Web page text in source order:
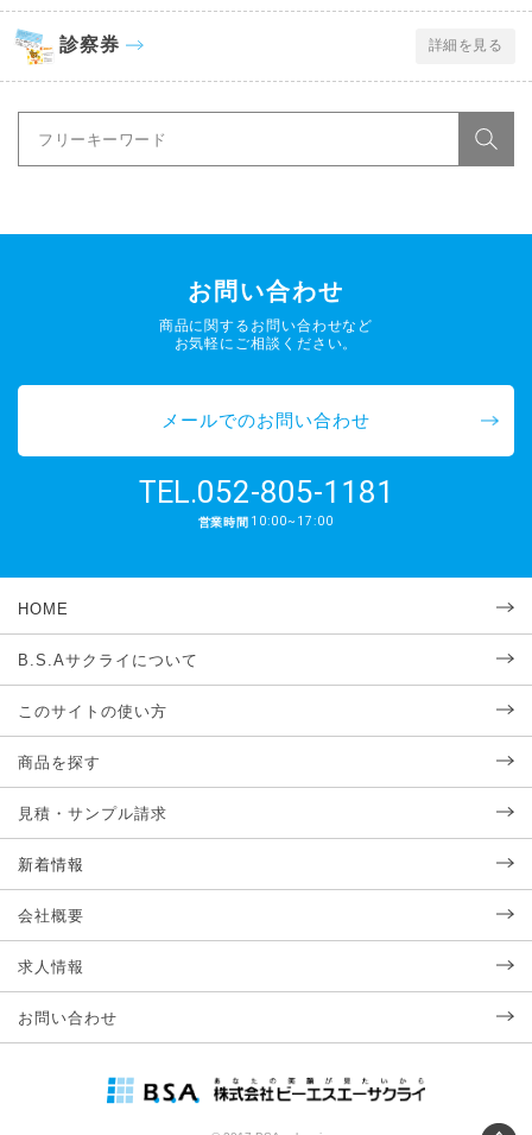
診察券 詳細を見る
お問い合わせ
商品に関するお問い合わせなど
お気軽にご相談ください。
メールでのお問い合わせ
TEL.052-805-1181
営業時間 10:00~17:00
HOME
B.S.Aサクライについて
このサイトの使い方
商品を探す
見積・サンプル請求
新着情報
会社概要
求人情報
お問い合わせ